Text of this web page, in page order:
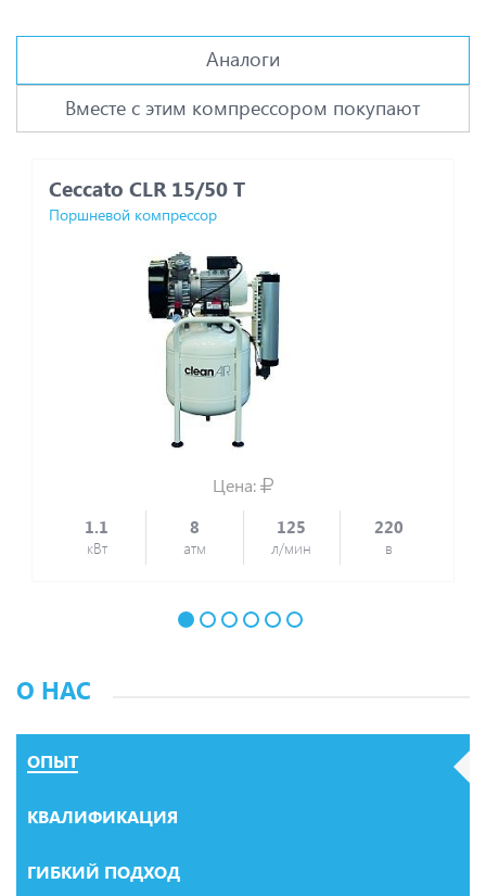
Аналоги
Вместе с этим компрессором покупают
Ceccato CLR 15/50 T
Поршневой компрессор
Цена:
1.1
кВт
8
атм
125
л/мин
220
в
О НАС
ОПЫТ
КВАЛИФИКАЦИЯ
ГИБКИЙ ПОДХОД